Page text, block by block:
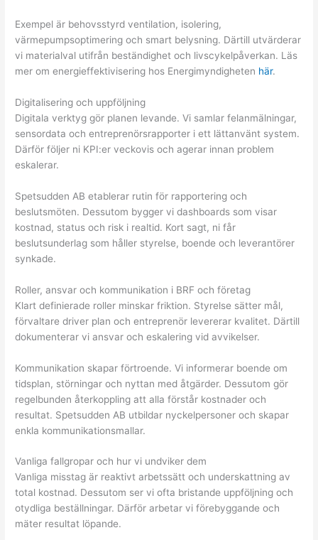
Exempel är behovsstyrd ventilation, isolering,
värmepumpsoptimering och smart belysning. Därtill utvärderar
vi materialval utifrån beständighet och livscykelpåverkan. Läs
mer om energieffektivisering hos Energimyndigheten här.
Digitalisering och uppföljning
Digitala verktyg gör planen levande. Vi samlar felanmälningar,
sensordata och entreprenörsrapporter i ett lättanvänt system.
Därför följer ni KPI:er veckovis och agerar innan problem
eskalerar.
Spetsudden AB etablerar rutin för rapportering och
beslutsmöten. Dessutom bygger vi dashboards som visar
kostnad, status och risk i realtid. Kort sagt, ni får
beslutsunderlag som håller styrelse, boende och leverantörer
synkade.
Roller, ansvar och kommunikation i BRF och företag
Klart definierade roller minskar friktion. Styrelse sätter mål,
förvaltare driver plan och entreprenör levererar kvalitet. Därtill
dokumenterar vi ansvar och eskalering vid avvikelser.
Kommunikation skapar förtroende. Vi informerar boende om
tidsplan, störningar och nyttan med åtgärder. Dessutom gör
regelbunden återkoppling att alla förstår kostnader och
resultat. Spetsudden AB utbildar nyckelpersoner och skapar
enkla kommunikationsmallar.
Vanliga fallgropar och hur vi undviker dem
Vanliga misstag är reaktivt arbetssätt och underskattning av
total kostnad. Dessutom ser vi ofta bristande uppföljning och
otydliga beställningar. Därför arbetar vi förebyggande och
mäter resultat löpande.